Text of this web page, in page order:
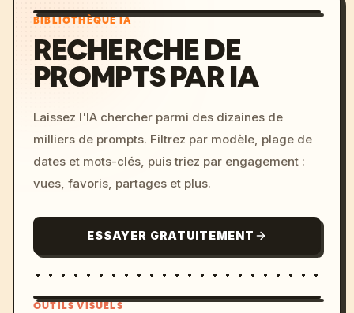
BIBLIOTHÈQUE IA
RECHERCHE DE
PROMPTS PAR IA
Laissez l'IA chercher parmi des dizaines de
milliers de prompts. Filtrez par modèle, plage de
dates et mots-clés, puis triez par engagement :
vues, favoris, partages et plus.
ESSAYER GRATUITEMENT
OUTILS VISUELS